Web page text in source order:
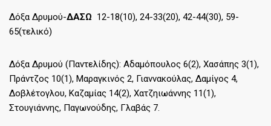
Δόξα Δρυμού-ΔΑΣΩ 12-18(10), 24-33(20), 42-44(30), 59-
65(τελικό)
Δόξα Δρυμού (Παντελίδης): Αδαμόπουλος 6(2), Χασάπης 3(1),
Πράντζος 10(1), Μαραγκινός 2, Γιαννακούλας, Δαμίγος 4,
Δοβλέτογλου, Καζαμίας 14(2), Χατζηιωάννης 11(1),
Στουγιάννης, Παγωνούδης, Γλαβάς 7.